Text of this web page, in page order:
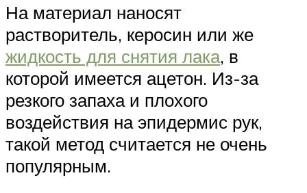
На материал наносят
растворитель, керосин или же
жидкость для снятия лака, в
которой имеется ацетон. Из-за
резкого запаха и плохого
воздействия на эпидермис рук,
такой метод считается не очень
популярным.